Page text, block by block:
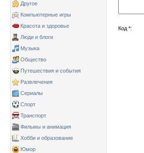
Другое
Компьютерные игры
Красота и здоровье
Люди и блоги
Музыка
Общество
Путешествия и события
Развлечения
Сериалы
Спорт
Транспорт
Фильмы и анимация
Хобби и образование
Юмор
Код *: